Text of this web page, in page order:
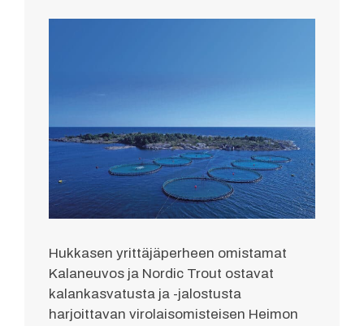
Hukkasen yrittäjäperheen omistamat
Kalaneuvos ja Nordic Trout ostavat
kalankasvatusta ja -jalostusta
harjoittavan virolaisomisteisen Heimon